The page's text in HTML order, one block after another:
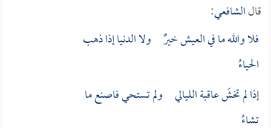
قالالشافعي:
فلا والله ما في العيش خيرٌ ولا الدنيا إذا ذهب
الحياءُ
إذا لم تخشَ عاقبة الليالي ولم تستحي فاصنع ما
تشاءُ